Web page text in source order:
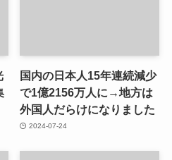
国内の日本人15年連続減少
で1億2156万人に→地方は
外国人だらけになりました
2024-07-24